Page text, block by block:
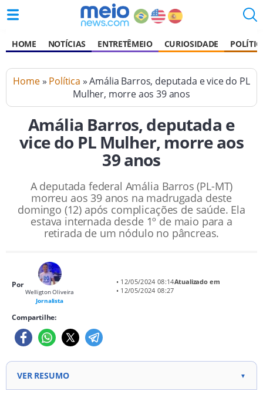
HOME NOTÍCIAS ENTRETÊMEIO CURIOSIDADE
Home» Política » Amália Barros, deputada e vice do PL
Mulher, morre aos 39 anos
Amália Barros, deputada e
vice do PL Mulher, morre aos
39 anos
A deputada federal Amália Barros (PL-MT)
morreu aos 39 anos na madrugada deste
domingo (12) após complicações de saúde. Ela
estava internada desde 1º de maio para a
retirada de um nódulo no pâncreas.
Por
Welligton Oliveira
Jornalista
• 12/05/2024 08:14Atualizado em
• 12/05/2024 08:27
Compartilhe:
VER RESUMO ▼